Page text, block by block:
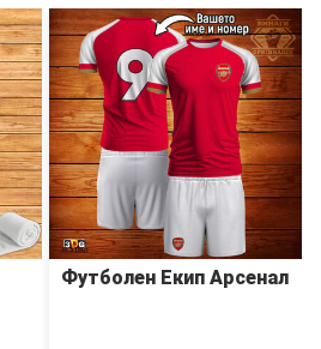
Футболен Екип Арсенал